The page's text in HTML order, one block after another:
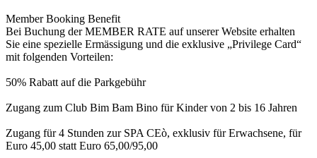
Member Booking Benefit
Bei Buchung der MEMBER RATE auf unserer Website erhalten
Sie eine spezielle Ermässigung und die exklusive „Privilege Card“
mit folgenden Vorteilen:
50% Rabatt auf die Parkgebühr
Zugang zum Club Bim Bam Bino für Kinder von 2 bis 16 Jahren
Zugang für 4 Stunden zur SPA CEò, exklusiv für Erwachsene, für
Euro 45,00 statt Euro 65,00/95,00